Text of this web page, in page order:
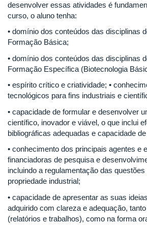
desenvolver essas atividades é
curso, o aluno tenha:
• domínio dos conteúdos das disciplinas
Formação Básica;
• domínio dos conteúdos das disciplinas
Formação Específica (Biotecnologia
• espírito crítico e criatividade; •
tecnológicos para fins industriais e
• capacidade de formular e desenvolver
científico, inovador e viável, o que inclui
bibliográficas adequadas e capacidade
• conhecimento dos principais agentes e
financiadoras de pesquisa e
incluindo a regulamentação das
propriedade industrial;
• capacidade de apresentar as suas
adquirido com clareza e adequação,
(relatórios e trabalhos), como na forma